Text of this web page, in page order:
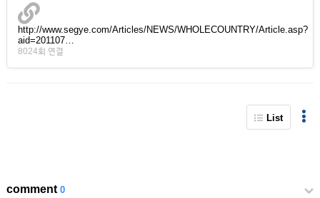
http://www.segye.com/Articles/NEWS/WHOLECOUNTRY/Article.asp?
aid=201107…
8024회 연결
List
comment0